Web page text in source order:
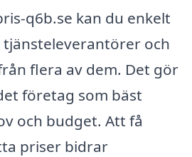
q6b.se kan du enkelt
tjänsteleverantörer och
flera av dem. Det gör
företag som bäst
och budget. Att få
priser bidrar